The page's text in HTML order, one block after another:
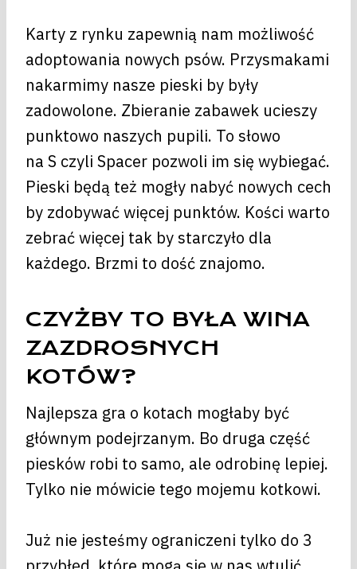
Karty z rynku zapewnią nam możliwość
adoptowania nowych psów. Przysmakami
nakarmimy nasze pieski by były
zadowolone. Zbieranie zabawek ucieszy
punktowo naszych pupili. To słowo
na S czyli Spacer pozwoli im się wybiegać.
Pieski będą też mogły nabyć nowych cech
by zdobywać więcej punktów. Kości warto
zebrać więcej tak by starczyło dla
każdego. Brzmi to dość znajomo.
CZYŻBY TO BYŁA WINA
ZAZDROSNYCH
KOTÓW?
Najlepsza gra o kotach mogłaby być
głównym podejrzanym. Bo druga część
piesków robi to samo, ale odrobinę lepiej.
Tylko nie mówicie tego mojemu kotkowi.
Już nie jesteśmy ograniczeni tylko do 3